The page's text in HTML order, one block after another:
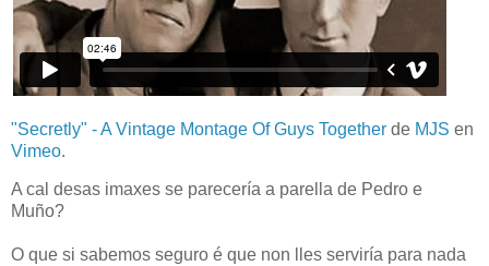
"Secretly" - A Vintage Montage Of Guys Together de MJS en
Vimeo.
A cal desas imaxes se parecería a parella de Pedro e
Muño?
O que si sabemos seguro é que non lles serviría para nada